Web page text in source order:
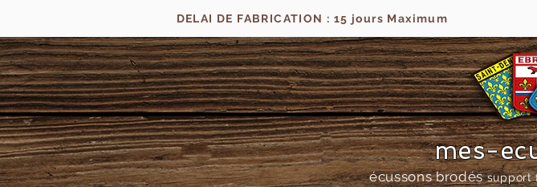
DELAI DE FABRICATION : 15 jours Maximum
mes-
écussons brodés support